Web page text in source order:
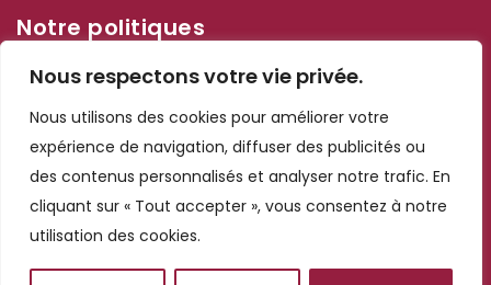
Nous respectons votre vie privée.
Nous utilisons des cookies pour améliorer votre
expérience de navigation, diffuser des publicités ou
des contenus personnalisés et analyser notre trafic. En
cliquant sur « Tout accepter », vous consentez à notre
utilisation des cookies.
Notre politiques
Cookies et confidentialité
Informations de contact
n°6, 120 Magasin, Marrakech
40100